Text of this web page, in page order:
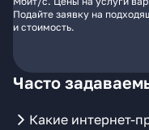
Подайте заявку на
и стоимость.
Часто
Какие интернет-